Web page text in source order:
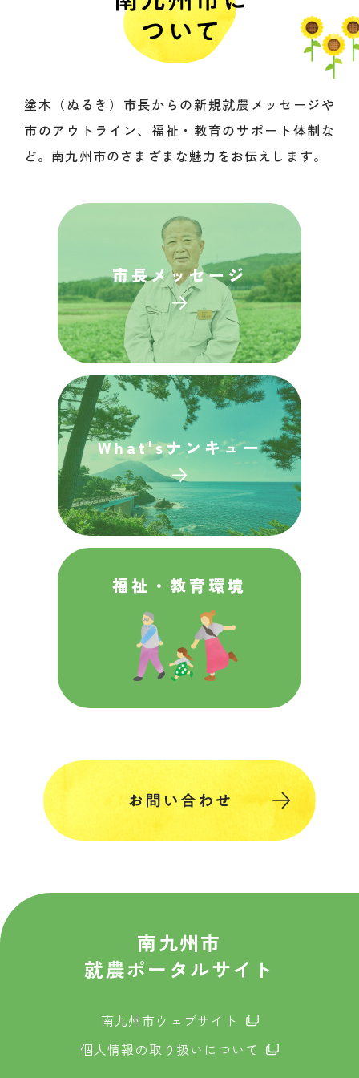
塗木（ぬるき）市長からの新規就農メッセージや
市のアウトライン、福祉・教育のサポート体制な
ど。南九州市のさまざまな魅力をお伝えします。
市長メッセージ
What'sナンキュー
福祉・ 教育環境
南九州市
就農ポータルサイト
南九州市ウェブサイト
個人情報の取り扱いについて